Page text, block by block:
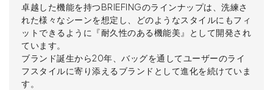
卓越した機能を持つBRIEFINGのラインナップは、洗練さ
れた様々なシーンを想定し、どのようなスタイルにもフィ
ットできるように『耐久性のある機能美』として開発され
ています。
ブランド誕生から20年、バッグを通してユーザーのライ
フスタイルに寄り添えるブランドとして進化を続けていま
す。